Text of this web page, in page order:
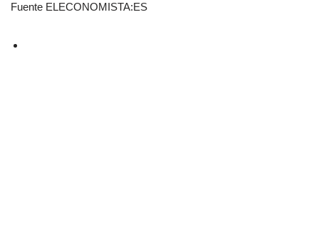
Fuente ELECONOMISTA:ES